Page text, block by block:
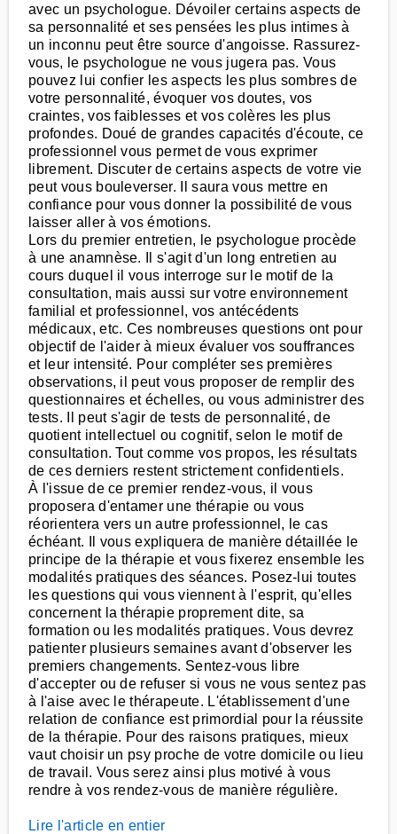
avec un psychologue. Dévoiler certains aspects de
sa personnalité et ses pensées les plus intimes à
un inconnu peut être source d'angoisse. Rassurez-
vous, le psychologue ne vous jugera pas. Vous
pouvez lui confier les aspects les plus sombres de
votre personnalité, évoquer vos doutes, vos
craintes, vos faiblesses et vos colères les plus
profondes. Doué de grandes capacités d'écoute, ce
professionnel vous permet de vous exprimer
librement. Discuter de certains aspects de votre vie
peut vous bouleverser. Il saura vous mettre en
confiance pour vous donner la possibilité de vous
laisser aller à vos émotions.
Lors du premier entretien, le psychologue procède
à une anamnèse. Il s'agit d'un long entretien au
cours duquel il vous interroge sur le motif de la
consultation, mais aussi sur votre environnement
familial et professionnel, vos antécédents
médicaux, etc. Ces nombreuses questions ont pour
objectif de l'aider à mieux évaluer vos souffrances
et leur intensité. Pour compléter ses premières
observations, il peut vous proposer de remplir des
questionnaires et échelles, ou vous administrer des
tests. Il peut s'agir de tests de personnalité, de
quotient intellectuel ou cognitif, selon le motif de
consultation. Tout comme vos propos, les résultats
de ces derniers restent strictement confidentiels.
À l'issue de ce premier rendez-vous, il vous
proposera d'entamer une thérapie ou vous
réorientera vers un autre professionnel, le cas
échéant. Il vous expliquera de manière détaillée le
principe de la thérapie et vous fixerez ensemble les
modalités pratiques des séances. Posez-lui toutes
les questions qui vous viennent à l'esprit, qu'elles
concernent la thérapie proprement dite, sa
formation ou les modalités pratiques. Vous devrez
patienter plusieurs semaines avant d'observer les
premiers changements. Sentez-vous libre
d'accepter ou de refuser si vous ne vous sentez pas
à l'aise avec le thérapeute. L'établissement d'une
relation de confiance est primordial pour la réussite
de la thérapie. Pour des raisons pratiques, mieux
vaut choisir un psy proche de votre domicile ou lieu
de travail. Vous serez ainsi plus motivé à vous
rendre à vos rendez-vous de manière régulière.
Lire l'article en entier